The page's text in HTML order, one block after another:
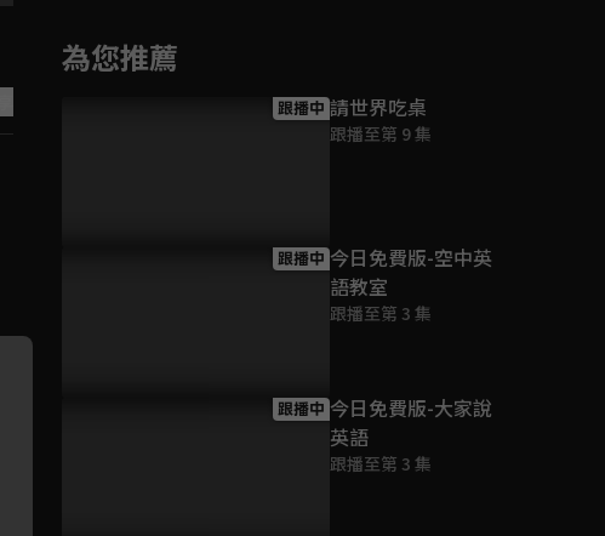
為您推薦
跟播中 請世界吃桌
跟播至第 9 集
跟播中 今日免費版-空中英
語教室
跟播至第 3 集
跟播中 今日免費版-大家說
英語
跟播至第 3 集